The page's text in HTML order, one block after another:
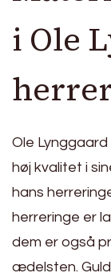
i Ole
Ole
høj kvalitet i
hans
herreringe er
dem er også
ædelsten.